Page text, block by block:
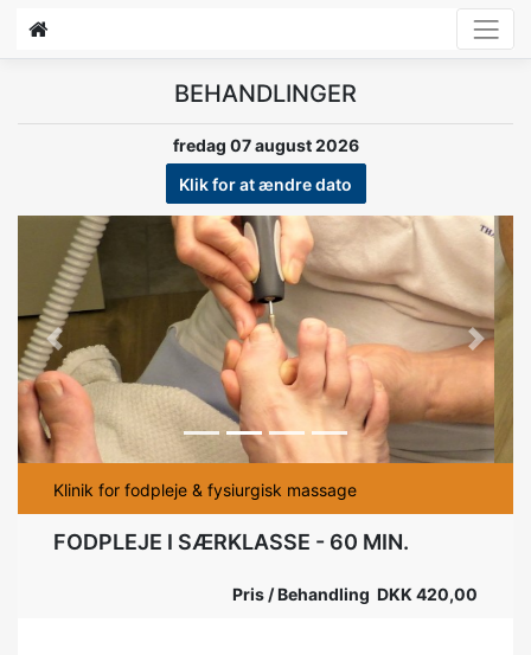
BEHANDLINGER
fredag 07 august 2026
Klik for at ændre dato
Previous Next
Klinik for fodpleje & fysiurgisk massage
FODPLEJE I SÆRKLASSE - 60 MIN.
Pris / Behandling DKK 420,00